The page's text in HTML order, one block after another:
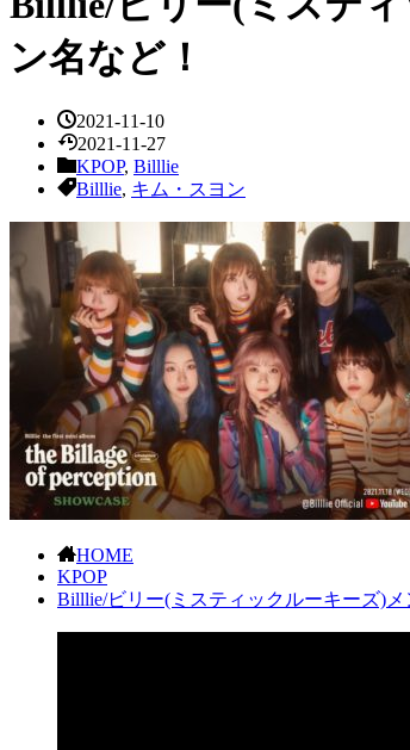
ン名など！
2021-11-10
2021-11-27
KPOP, Billlie
Billlie, キム・スヨン
HOME
KPOP
Billlie/ビリー(ミスティックルーキーズ)